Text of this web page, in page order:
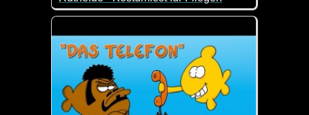
Man muss kurz über die Pointe nachdenken :-)